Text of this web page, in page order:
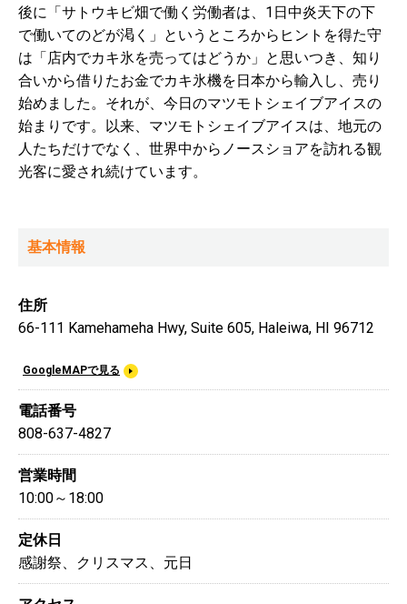
後に「サトウキビ畑で働く労働者は、1日中炎天下の下
で働いてのどが渇く」というところからヒントを得た守
は「店内でカキ氷を売ってはどうか」と思いつき、知り
合いから借りたお金でカキ氷機を日本から輸入し、売り
始めました。それが、今日のマツモトシェイブアイスの
始まりです。以来、マツモトシェイブアイスは、地元の
人たちだけでなく、世界中からノースショアを訪れる観
光客に愛され続けています。
基本情報
住所
66-111 Kamehameha Hwy, Suite 605, Haleiwa, HI 96712
GoogleMAPで見る
電話番号
808-637-4827
営業時間
10:00～18:00
定休日
感謝祭、クリスマス、元日